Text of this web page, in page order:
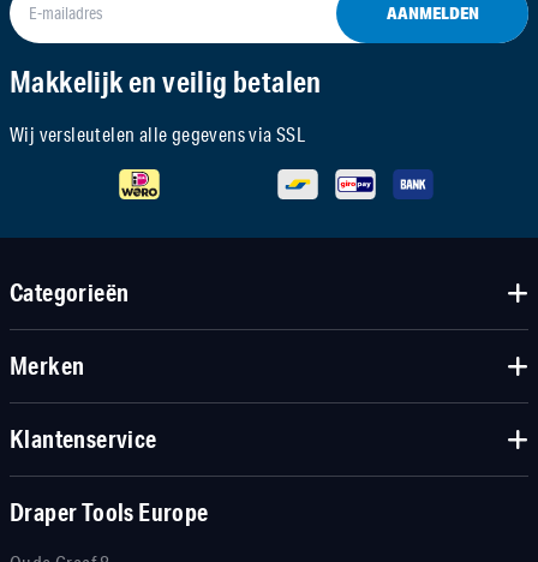
AANMELDEN
Makkelijk en veilig betalen
Wij versleutelen alle gegevens via SSL
Categorieën
Merken
Klantenservice
Draper Tools Europe